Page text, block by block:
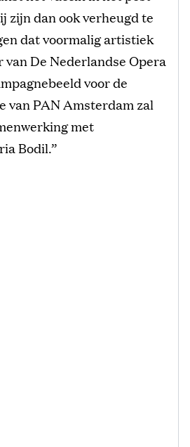
zijn dan ook verheugd te
dat voormalig artistiek
De Nederlandse Opera
voor de
van PAN Amsterdam zal
met
Bodil.”